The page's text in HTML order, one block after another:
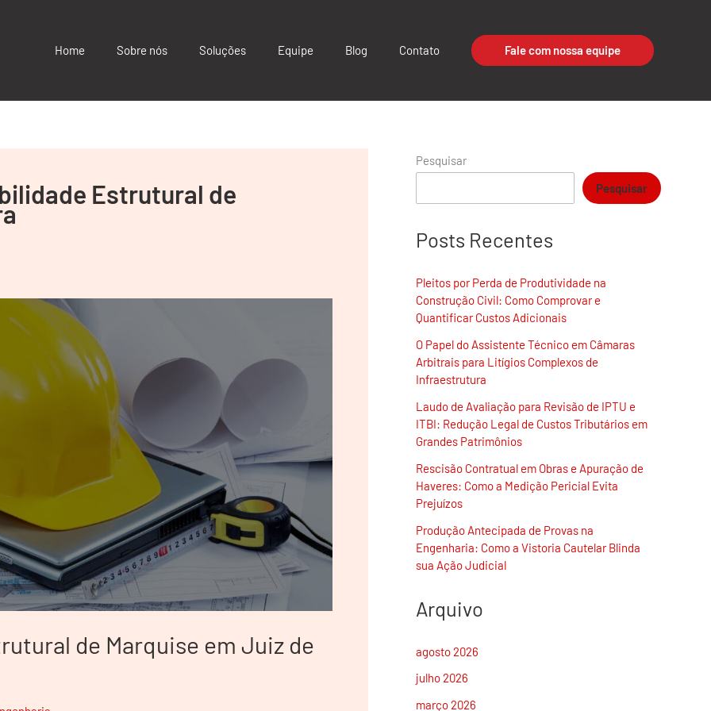
Home Sobre nós Soluções Equipe Blog Contato Fale com nossa equipe
Estrutural de
de Marquise em Juiz de
Pesquisar
Pesquisar
Posts Recentes
Pleitos por Perda de Produtividade na
Construção Civil: Como Comprovar e
Quantificar Custos Adicionais
O Papel do Assistente Técnico em Câmaras
Arbitrais para Litígios Complexos de
Infraestrutura
Laudo de Avaliação para Revisão de IPTU e
ITBI: Redução Legal de Custos Tributários em
Grandes Patrimônios
Rescisão Contratual em Obras e Apuração de
Haveres: Como a Medição Pericial Evita
Prejuízos
Produção Antecipada de Provas na
Engenharia: Como a Vistoria Cautelar Blinda
sua Ação Judicial
Arquivo
agosto 2026
julho 2026
março 2026